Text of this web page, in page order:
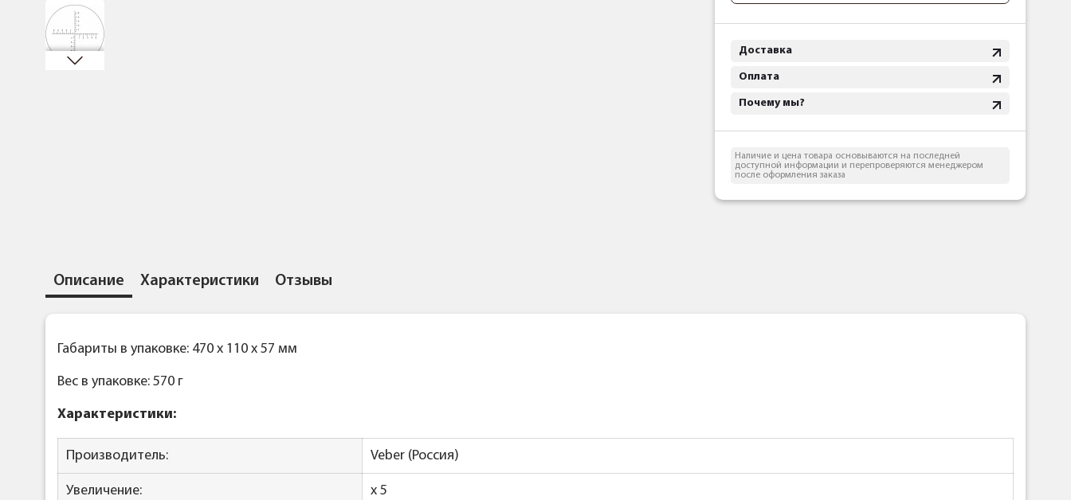
Доставка
Оплата
Почему мы?
Наличие и цена товара основываются на последней
доступной информации и перепроверяются менеджером
после оформления заказа
Описание Характеристики Отзывы
Габариты в упаковке: 470 x 110 x 57 мм
Вес в упаковке: 570 г
Характеристики:
Производитель: Veber (Россия)
Увеличение: x 5